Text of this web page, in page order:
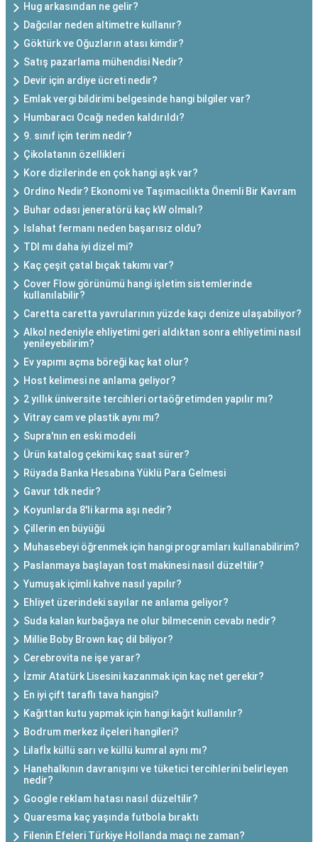
Hug arkasından ne gelir?
Dağcılar neden altimetre kullanır?
Göktürk ve Oğuzların atası kimdir?
Satış pazarlama mühendisi Nedir?
Devir için ardiye ücreti nedir?
Emlak vergi bildirimi belgesinde hangi bilgiler var?
Humbaracı Ocağı neden kaldırıldı?
9. sınıf için terim nedir?
Çikolatanın özellikleri
Kore dizilerinde en çok hangi aşk var?
Ordino Nedir? Ekonomi ve Taşımacılıkta Önemli Bir Kavram
Buhar odası jeneratörü kaç kW olmalı?
Islahat fermanı neden başarısız oldu?
TDI mı daha iyi dizel mi?
Kaç çeşit çatal bıçak takımı var?
Cover Flow görünümü hangi işletim sistemlerinde
kullanılabilir?
Caretta caretta yavrularının yüzde kaçı denize ulaşabiliyor?
Alkol nedeniyle ehliyetimi geri aldıktan sonra ehliyetimi nasıl
yenileyebilirim?
Ev yapımı açma böreği kaç kat olur?
Host kelimesi ne anlama geliyor?
2 yıllık üniversite tercihleri ortaöğretimden yapılır mı?
Vitray cam ve plastik aynı mı?
Supra'nın en eski modeli
Ürün katalog çekimi kaç saat sürer?
Rüyada Banka Hesabına Yüklü Para Gelmesi
Gavur tdk nedir?
Koyunlarda 8'li karma aşı nedir?
Çillerin en büyüğü
Muhasebeyi öğrenmek için hangi programları kullanabilirim?
Paslanmaya başlayan tost makinesi nasıl düzeltilir?
Yumuşak içimli kahve nasıl yapılır?
Ehliyet üzerindeki sayılar ne anlama geliyor?
Suda kalan kurbağaya ne olur bilmecenin cevabı nedir?
Millie Boby Brown kaç dil biliyor?
Cerebrovita ne işe yarar?
İzmir Atatürk Lisesini kazanmak için kaç net gerekir?
En iyi çift taraflı tava hangisi?
Kağıttan kutu yapmak için hangi kağıt kullanılır?
Bodrum merkez ilçeleri hangileri?
Lilafİx küllü sarı ve küllü kumral aynı mı?
Hanehalkının davranışını ve tüketici tercihlerini belirleyen
nedir?
Google reklam hatası nasıl düzeltilir?
Quaresma kaç yaşında futbola bıraktı
Filenin Efeleri Türkiye Hollanda maçı ne zaman?